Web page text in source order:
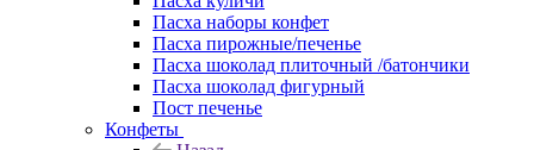
Пасха наборы конфет
Пасха пирожные/печенье
Пасха шоколад плиточный /батончики
Пасха шоколад фигурный
Пост печенье
Конфеты